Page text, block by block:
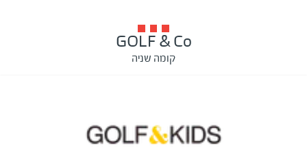
GOLF & Co
קומה שניה